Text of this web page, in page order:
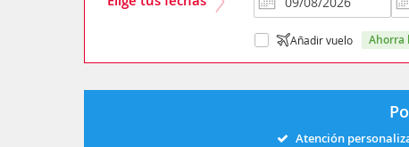
Añadir vuelo
Atención